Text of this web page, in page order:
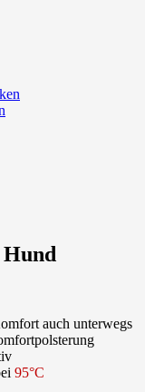
auch unterwegs
95°C